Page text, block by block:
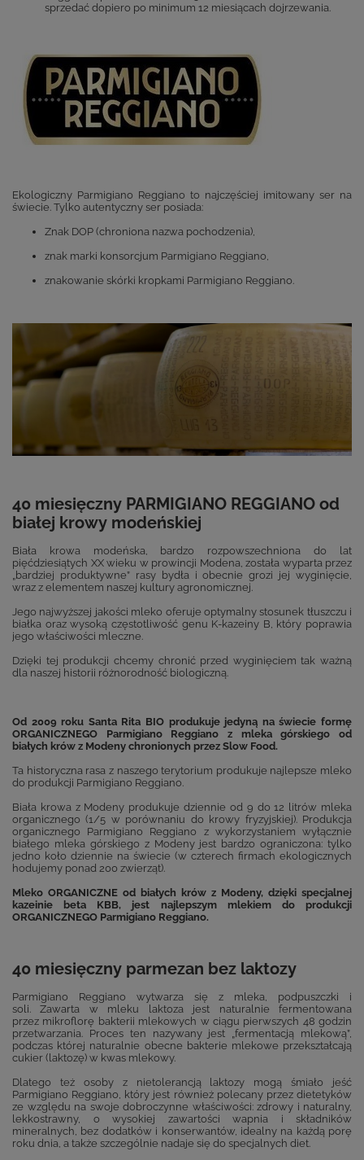
sprzedać dopiero po minimum 12 miesiącach dojrzewania.
Ekologiczny Parmigiano Reggiano to najczęściej imitowany ser na
świecie. Tylko autentyczny ser posiada:
Znak DOP (chroniona nazwa pochodzenia),
znak marki konsorcjum Parmigiano Reggiano,
znakowanie skórki kropkami Parmigiano Reggiano.
40 miesięczny PARMIGIANO REGGIANO od
białej krowy modeńskiej
Biała krowa modeńska, bardzo rozpowszechniona do lat
pięćdziesiątych XX wieku w prowincji Modena, została wyparta przez
„bardziej produktywne” rasy bydła i obecnie grozi jej wyginięcie,
wraz z elementem naszej kultury agronomicznej.
Jego najwyższej jakości mleko oferuje optymalny stosunek tłuszczu i
białka oraz wysoką częstotliwość genu K-kazeiny B, który poprawia
jego właściwości mleczne.
Dzięki tej produkcji chcemy chronić przed wyginięciem tak ważną
dla naszej historii różnorodność biologiczną.
Od 2009 roku Santa Rita BIO produkuje jedyną na świecie formę
ORGANICZNEGO Parmigiano Reggiano z mleka górskiego od
białych krów z Modeny chronionych przez Slow Food.
Ta historyczna rasa z naszego terytorium produkuje najlepsze mleko
do produkcji Parmigiano Reggiano.
Biała krowa z Modeny produkuje dziennie od 9 do 12 litrów mleka
organicznego (1/5 w porównaniu do krowy fryzyjskiej). Produkcja
organicznego Parmigiano Reggiano z wykorzystaniem wyłącznie
białego mleka górskiego z Modeny jest bardzo ograniczona: tylko
jedno koło dziennie na świecie (w czterech firmach ekologicznych
hodujemy ponad 200 zwierząt).
Mleko ORGANICZNE od białych krów z Modeny, dzięki specjalnej
kazeinie beta KBB, jest najlepszym mlekiem do produkcji
ORGANICZNEGO Parmigiano Reggiano.
40 miesięczny parmezan bez laktozy
Parmigiano Reggiano wytwarza się z mleka, podpuszczki i
soli. Zawarta w mleku laktoza jest naturalnie fermentowana
przez mikroflorę bakterii mlekowych w ciągu pierwszych 48 godzin
przetwarzania. Proces ten nazywany jest „fermentacją mlekową”,
podczas której naturalnie obecne bakterie mlekowe przekształcają
cukier (laktozę) w kwas mlekowy.
Dlatego też osoby z nietolerancją laktozy mogą śmiało jeść
Parmigiano Reggiano, który jest również polecany przez dietetyków
ze względu na swoje dobroczynne właściwości: zdrowy i naturalny,
lekkostrawny, o wysokiej zawartości wapnia i składników
mineralnych, bez dodatków i konserwantów, idealny na każdą porę
roku dnia, a także szczególnie nadaje się do specjalnych diet.